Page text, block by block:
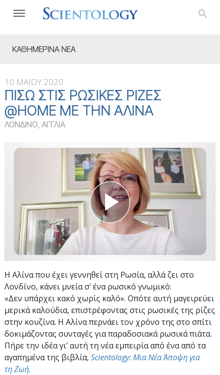
ΚΑΘΗΜΕΡΙΝΑ ΝΕΑ
10 ΜΑΪΟΥ 2020
ΠΊΣΩ ΣΤΙΣ ΡΩΣΙΚΈΣ ΡΊΖΕΣ
@HOME ΜΕ ΤΗΝ ΑΛΊΝΑ
ΛΟΝΔΙΝΟ, ΑΓΓΛΙΑ
Η Αλίνα που έχει γεννηθεί στη Ρωσία, αλλά ζει στο
Λονδίνο, κάνει μνεία σ’ ένα ρωσικό γνωμικό:
«Δεν υπάρχει κακό χωρίς καλό». Οπότε αυτή μαγειρεύει
μερικά καλούδια, επιστρέφοντας στις ρωσικές της ρίζες
στην κουζίνα. Η Αλίνα περνάει τον χρόνο της στο σπίτι
δοκιμάζοντας συνταγές για παραδοσιακά ρωσικά πιάτα.
Πήρε την ιδέα γι’ αυτή τη νέα εμπειρία από ένα από τα
αγαπημένα της βιβλία, Scientology: Μια Νέα Άποψη για
τη Ζωή.